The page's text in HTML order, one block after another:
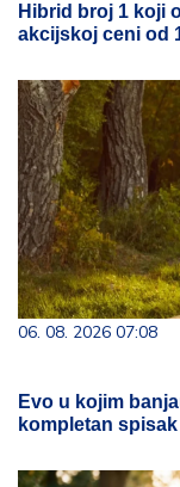
Hibrid broj 1 koji
akcijskoj ceni od
06. 08. 2026 07:08
Evo u kojim
kompletan